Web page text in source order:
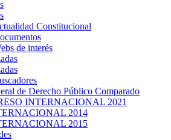
Constitucional
de interés
de Derecho Público Comparado
INTERNACIONAL 2021
2014
2015